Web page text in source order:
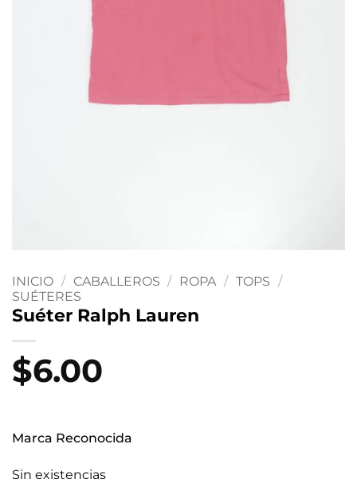
INICIO / CABALLEROS / ROPA / TOPS /
SUÉTERES
Suéter Ralph Lauren
$6.00
Marca Reconocida
Sin existencias